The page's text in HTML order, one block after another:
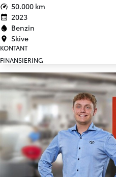
50.000 km
2023
Benzin
Skive
KONTANT
FINANSIERING